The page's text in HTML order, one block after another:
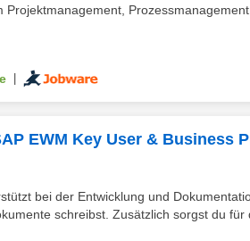
Projektmanagement,
EWM Key User & Business
bei der Entwicklung und
schreibst. Zusätzlich sorgst du für